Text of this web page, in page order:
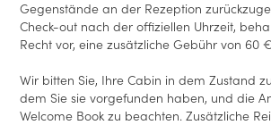
Gegenstände an der Rezeption
Check-out nach der offiziellen Uhrzeit,
Recht vor, eine zusätzliche Gebühr von 60
Wir bitten Sie, Ihre Cabin in dem Zustand
dem Sie sie vorgefunden haben, und die
Welcome Book zu beachten. Zusätzliche